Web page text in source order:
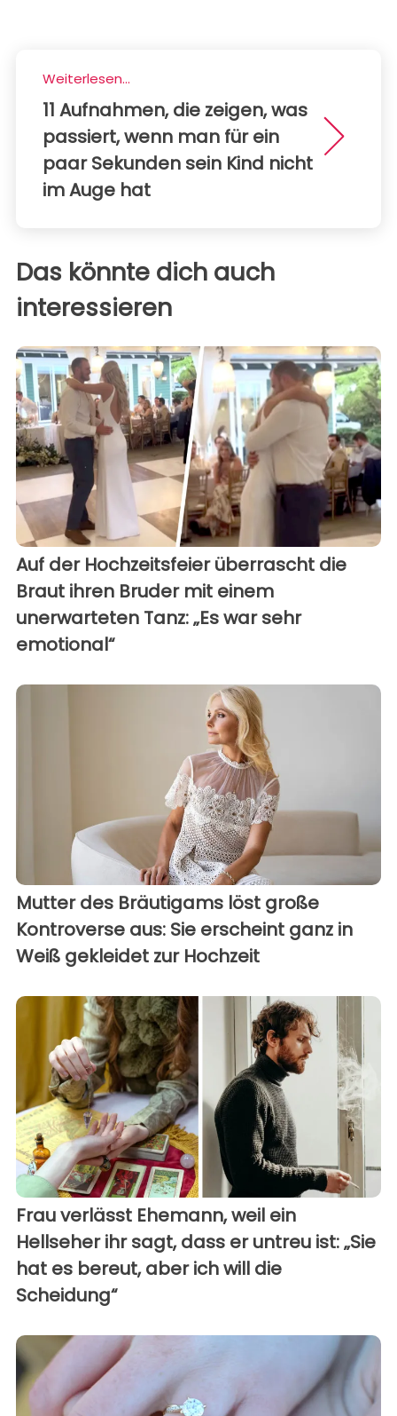
Weiterlesen...
11 Aufnahmen, die zeigen, was
passiert, wenn man für ein
paar Sekunden sein Kind nicht
im Auge hat
Das könnte dich auch
interessieren
Auf der Hochzeitsfeier überrascht die
Braut ihren Bruder mit einem
unerwarteten Tanz: „Es war sehr
emotional“
Mutter des Bräutigams löst große
Kontroverse aus: Sie erscheint ganz in
Weiß gekleidet zur Hochzeit
Frau verlässt Ehemann, weil ein
Hellseher ihr sagt, dass er untreu ist: „Sie
hat es bereut, aber ich will die
Scheidung“